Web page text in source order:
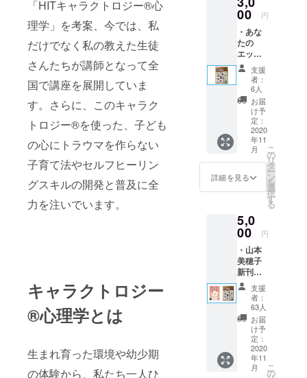
「HITキャラクトロジー®︎心
理学」を考案、今では、私
だけでなく私の教えた生徒
さんたちが講師となって全
国で講座を展開していま
す。さらに、このキャラク
トロジー®︎を使った、子ども
の心にトラウマを作らない
子育て法やセルフヒーリン
グスキルの開発と普及に全
力を注いでいます。
キャラクトロジー
®︎心理学とは
生まれ育った環境や幼少期
の体験から、私たち一人ひ
した。
それだけで
は足りず、
毎月もらっ
ていたお小
遣いをすべ
て本につぎ
子どもが買
うことので
きるありと
あらゆる本
を手に取り
私が読んだ
膨大な数の
本は、私に
世界にはた
くさんの人
がいて
人の数だけ
人生がある
ということ
のお名
前をご
記入く
ださ
い。）
・心か
らのお
礼の
メール
・活動
報告
メール
00 円
・あな
たの
エッセ
ンスを
引き出
すキャ
ラクト
ロジー
シール
（非売
品） ・
心から
のお礼
のメー
ル ・活
動報告
支援
者：
6人
お届
け予
定：
2020
年11
月
詳細を見る
こ
の
リ
タ
ー
ン
を
選
択
す
る
5,0
00 円
・山本
美穂子
新刊
『どう
して言
いたい
ことが
言えな
いの？
～人間
関係が
ラクに
支援
者：
63人
お届
け予
定：
2020
年11
月
こ
の